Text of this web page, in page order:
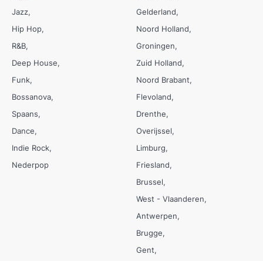
Jazz
Hip Hop
R&B
Deep House
Funk
Bossanova
Spaans
Dance
Indie Rock
Nederpop
Gelderland
Noord Holland
Groningen
Zuid Holland
Noord Brabant
Flevoland
Drenthe
Overijssel
Limburg
Friesland
Brussel
West - Vlaanderen
Antwerpen
Brugge
Gent